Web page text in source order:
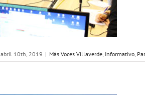
abril 10th, 2019 | Más Voces Villaverde, Informativo,